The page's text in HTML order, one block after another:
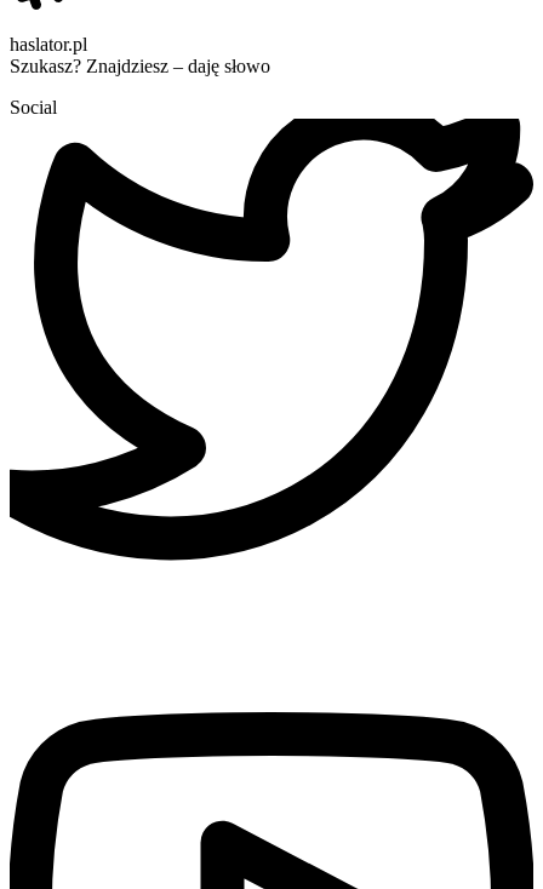
haslator.pl
Szukasz? Znajdziesz – daję słowo
Social